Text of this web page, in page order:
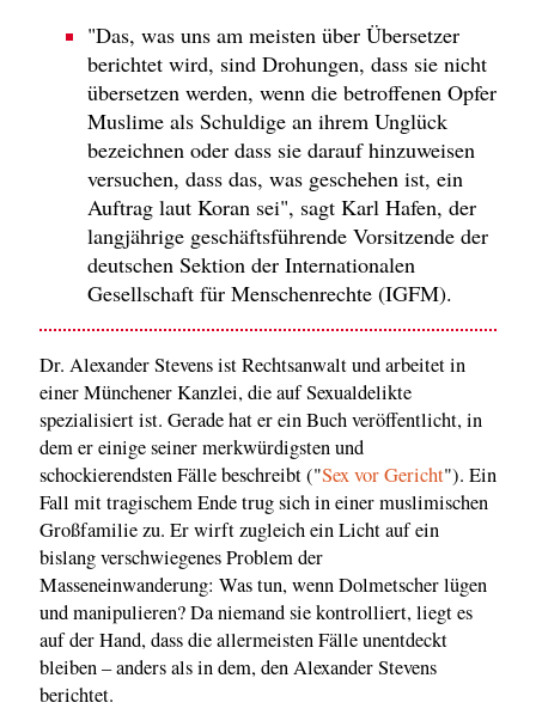
"Das, was uns am meisten über Übersetzer
berichtet wird, sind Drohungen, dass sie nicht
übersetzen werden, wenn die betroffenen Opfer
Muslime als Schuldige an ihrem Unglück
bezeichnen oder dass sie darauf hinzuweisen
versuchen, dass das, was geschehen ist, ein
Auftrag laut Koran sei", sagt Karl Hafen, der
langjährige geschäftsführende Vorsitzende der
deutschen Sektion der Internationalen
Gesellschaft für Menschenrechte (IGFM).
Dr. Alexander Stevens ist Rechtsanwalt und arbeitet in
einer Münchener Kanzlei, die auf Sexualdelikte
spezialisiert ist. Gerade hat er ein Buch veröffentlicht, in
dem er einige seiner merkwürdigsten und
schockierendsten Fälle beschreibt ("Sex vor Gericht"). Ein
Fall mit tragischem Ende trug sich in einer muslimischen
Großfamilie zu. Er wirft zugleich ein Licht auf ein
bislang verschwiegenes Problem der
Masseneinwanderung: Was tun, wenn Dolmetscher lügen
und manipulieren? Da niemand sie kontrolliert, liegt es
auf der Hand, dass die allermeisten Fälle unentdeckt
bleiben – anders als in dem, den Alexander Stevens
berichtet.